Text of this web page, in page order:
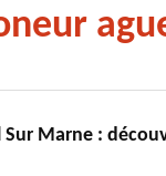
Marne :